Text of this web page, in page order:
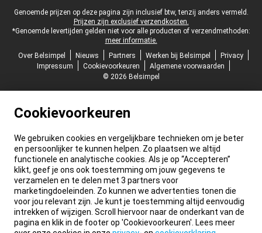
Juridische voettekst
Genoemde prijzen op deze pagina zijn inclusief btw, tenzij anders vermeld.
Prijzen zijn exclusief verzendkosten.
*Genoemde levertijden gelden niet voor alle producten of verzendmethoden:
meer informatie.
Over Belsimpel
Nieuws Partners Werken bij Belsimpel
Privacy
Impressum
Cookievoorkeuren
Algemene voorwaarden
© 2026 Belsimpel
Cookievoorkeuren
We gebruiken cookies en vergelijkbare technieken om je beter
en persoonlijker te kunnen helpen. Zo plaatsen we altijd
functionele en analytische cookies. Als je op “Accepteren”
klikt, geef je ons ook toestemming om jouw gegevens te
verzamelen en te delen met 3 partners voor
marketingdoeleinden. Zo kunnen we advertenties tonen die
voor jou relevant zijn. Je kunt je toestemming altijd eenvoudig
intrekken of wijzigen. Scroll hiervoor naar de onderkant van de
pagina en klik in de footer op 'Cookievoorkeuren'. Lees meer